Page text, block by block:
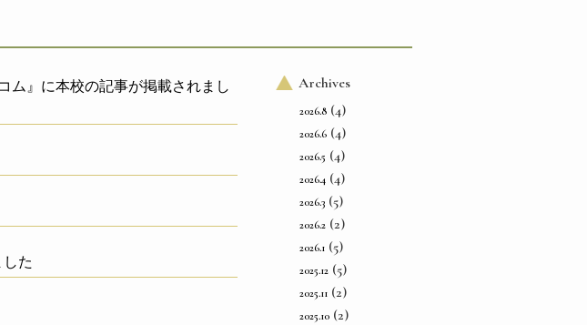
ム』に本校の記事が掲載されまし
た
Archives
2026.8 (4)
2026.6 (4)
2026.5 (4)
2026.4 (4)
2026.3 (5)
2026.2 (2)
2026.1 (5)
2025.12 (5)
2025.11 (2)
2025.10 (2)